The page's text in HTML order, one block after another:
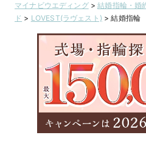
マイナビウエディング>結婚指輪・婚
ド > LOVEST(ラヴェスト) >結婚指輪